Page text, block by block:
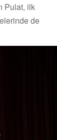
Pulat, ilk
de